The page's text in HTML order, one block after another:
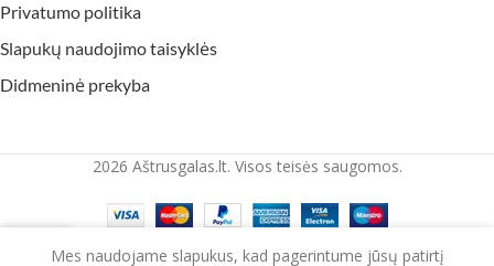
Privatumo politika
Slapukų naudojimo taisyklės
Didmeninė prekyba
2026 Aštrusgalas.lt. Visos teisės saugomos.
Mes naudojame slapukus, kad pagerintume jūsų patirtį